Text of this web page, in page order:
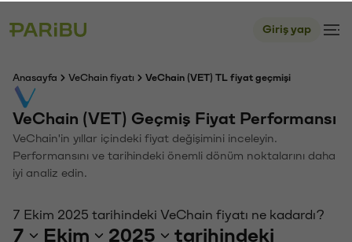
Giriş yap
Anasayfa VeChain fiyatı VeChain (VET) TL fiyat geçmişi
VeChain (VET) Geçmiş Fiyat Performansı
VeChain'in yıllar içindeki fiyat değişimini inceleyin.
Performansını ve tarihindeki önemli dönüm noktalarını daha
iyi analiz edin.
7 Ekim 2025 tarihindeki VeChain fiyatı ne kadardı?
7 Ekim 2025
tarihindeki